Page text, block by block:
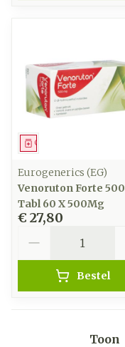
Geneesmiddel
Eurogenerics (EG)
Venoruton Forte 500
Tabl 60 X 500Mg
€ 27,80
Bestel
Toon